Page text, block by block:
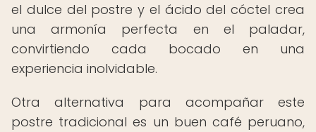
el dulce del postre y el ácido del cóctel crea
una armonía perfecta en el paladar,
convirtiendo cada bocado en una
experiencia inolvidable.
Otra alternativa para acompañar este
postre tradicional es un buen café peruano,